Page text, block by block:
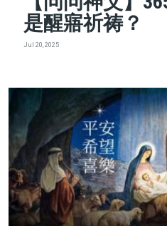
是醒寤祈祷？
Jul 20, 2025